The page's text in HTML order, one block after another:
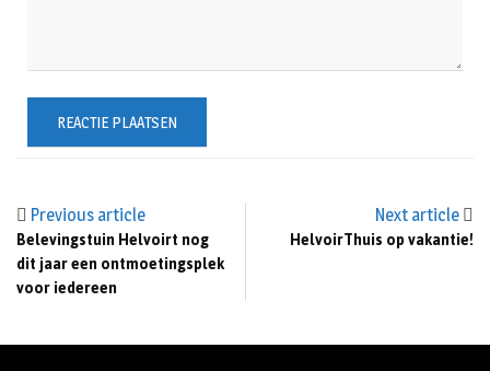
Previous article
Belevingstuin Helvoirt nog
dit jaar een ontmoetingsplek
voor iedereen
Next article
HelvoirThuis op vakantie!